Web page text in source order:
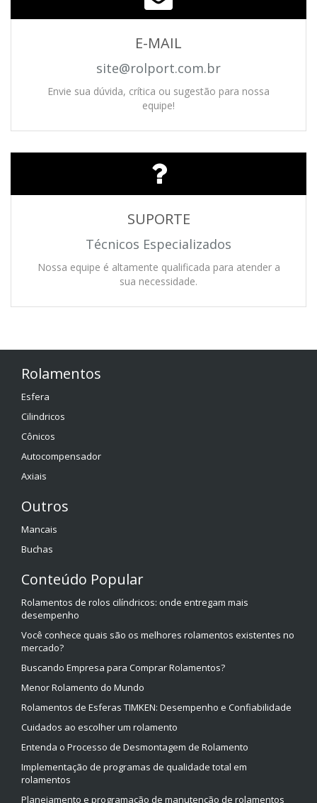
E-MAIL
site@rolport.com.br
Envie sua dúvida, crítica ou sugestão para nossa
equipe!
SUPORTE
Técnicos Especializados
Nossa equipe é altamente qualificada para atender a
sua necessidade.
Rolamentos
Esfera
Cilindricos
Cônicos
Autocompensador
Axiais
Outros
Mancais
Buchas
Conteúdo Popular
Rolamentos de rolos cilíndricos: onde entregam mais
desempenho
Você conhece quais são os melhores rolamentos existentes no
mercado?
Buscando Empresa para Comprar Rolamentos?
Menor Rolamento do Mundo
Rolamentos de Esferas TIMKEN: Desempenho e Confiabilidade
Cuidados ao escolher um rolamento
Entenda o Processo de Desmontagem de Rolamento
Implementação de programas de qualidade total em
rolamentos
Planejamento e programação de manutenção de rolamentos